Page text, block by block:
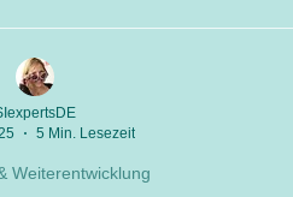
Weiterentwicklung
5 Min. Lesezeit